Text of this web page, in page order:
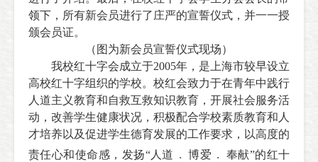
领下，所有新会员进行了庄严的宣誓仪式，并一一授
颁会员证。
（图为新会员宣誓仪式现场）
我校红十字会成立于2005年，是上海市较早设立
高校红十字组织的学校。校红会致力于在青年中践行
人道主义教育和自救互救知识教育，开展社会服务活
动，改善学生健康状况，积极配合学校素质教育和人
才培养以及促进学生德育发展的工作要求，以高度的
责任心和使命感，发扬“人道 ﹒博爱 ﹒
奉献”的红十